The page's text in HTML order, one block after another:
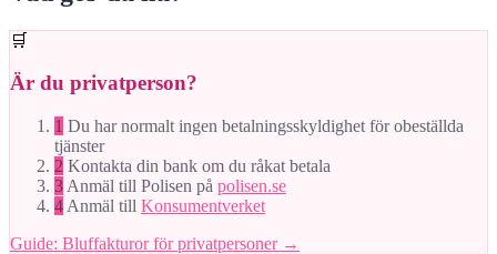
🛒
Är du privatperson?
1 Du har normalt ingen betalningsskyldighet för obeställda
tjänster
2 Kontakta din bank om du råkat betala
3 Anmäl till Polisen på polisen.se
4 Anmäl till Konsumentverket
Guide: Bluffakturor för privatpersoner →